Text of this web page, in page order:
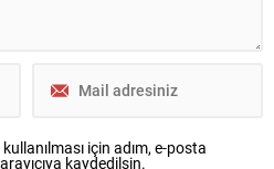
için adım, e-posta
kaydedilsin.